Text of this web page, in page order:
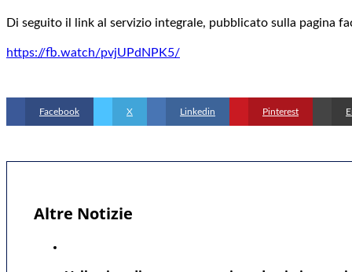
Altre Notizie
Di seguito il link al servizio integrale, pubblicato sulla pagina
https://fb.watch/pvjUPdNPK5/
Facebook X Linkedin Pinterest